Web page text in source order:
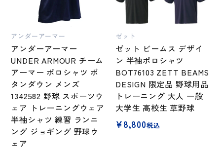
アンダーアーマー
アンダーアーマー
UNDER ARMOUR チーム
アーマー ポロシャツ ボ
タンダウン メンズ
1342582 野球 スポーツウ
ェア トレーニングウェア
半袖シャツ 練習 ランニ
ング ジョギング 野球ウ
ェア
ゼット
ゼット ビームス デザイ
ン 半袖ポロシャツ
BOT76103 ZETT BEAMS
DESIGN 限定品 野球用品
トレーニング 大人 一般
大学生 高校生 草野球
¥8,800税込